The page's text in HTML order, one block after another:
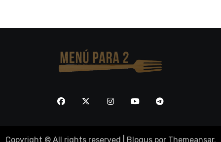
Copyright © All rights reserved Bloguspor Themeansar.